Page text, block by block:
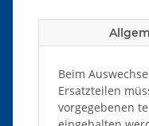
Beim
Ersatzteilen
vorgegebenen